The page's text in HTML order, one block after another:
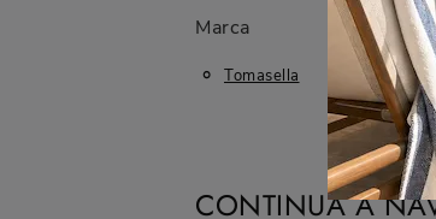
Marca
Tomasella In
CONTINUA A